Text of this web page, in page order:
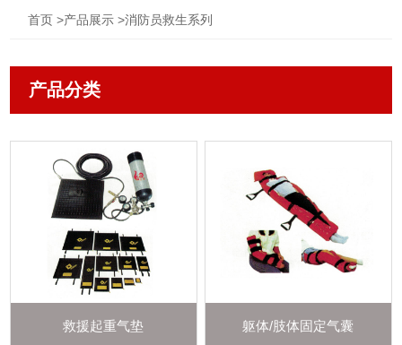
首页 >产品展示 >消防员救生系列
产品分类
救援起重气垫 躯体/肢体固定气囊